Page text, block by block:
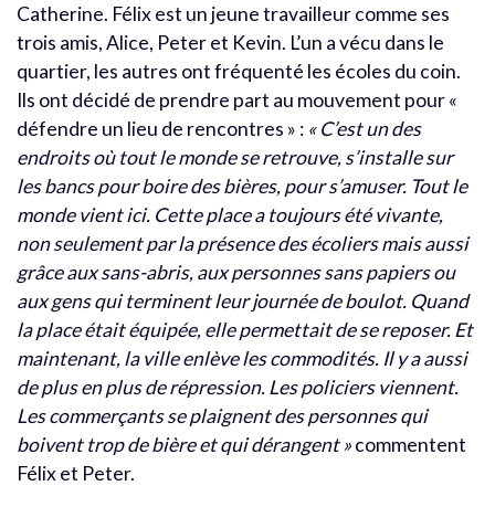
Catherine. Félix est un jeune travailleur comme ses
trois amis, Alice, Peter et Kevin. L’un a vécu dans le
quartier, les autres ont fréquenté les écoles du coin.
Ils ont décidé de prendre part au mouvement pour «
défendre un lieu de rencontres » : « C’est un des
endroits où tout le monde se retrouve, s’installe sur
les bancs pour boire des bières, pour s’amuser. Tout le
monde vient ici. Cette place a toujours été vivante,
non seulement par la présence des écoliers mais aussi
grâce aux sans-abris, aux personnes sans papiers ou
aux gens qui terminent leur journée de boulot. Quand
la place était équipée, elle permettait de se reposer. Et
maintenant, la ville enlève les commodités. Il y a aussi
de plus en plus de répression. Les policiers viennent.
Les commerçants se plaignent des personnes qui
boivent trop de bière et qui dérangent »commentent
Félix et Peter.